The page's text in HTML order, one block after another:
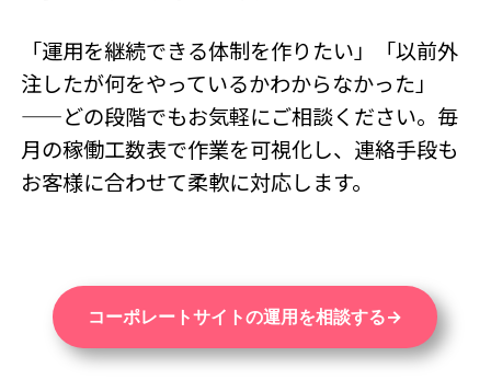
「運用を継続できる体制を作りたい」「以前外
注したが何をやっているかわからなかった」
——どの段階でもお気軽にご相談ください。毎
月の稼働工数表で作業を可視化し、連絡手段も
お客様に合わせて柔軟に対応します。
コーポレートサイトの運用を相談する